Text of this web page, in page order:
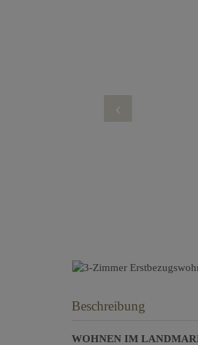
Beschreibung
WOHNEN IM